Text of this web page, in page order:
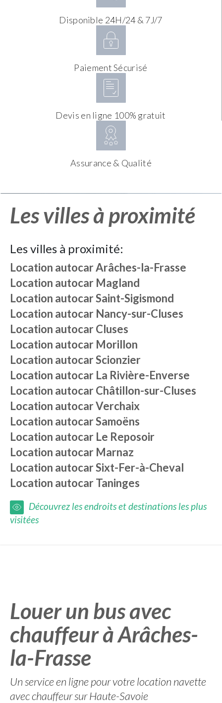
Disponible 24H/24 & 7J/7
Paiement Sécurisé
Devis en ligne 100% gratuit
Assurance & Qualité
Les villes à proximité
Les villes à proximité:
Location autocarArâches-la-Frasse
Location autocar Magland
Location autocarSaint-Sigismond
Location autocar Nancy-sur-Cluses
Location autocarCluses
Location autocar Morillon
Location autocarScionzier
Location autocar La Rivière-Enverse
Location autocarChâtillon-sur-Cluses
Location autocarVerchaix
Location autocarSamoëns
Location autocar Le Reposoir
Location autocar Marnaz
Location autocarSixt-Fer-à-Cheval
Location autocarTaninges
Découvrez les endroits et destinations les plus
visitées
Louer un bus avec
chauffeur à Arâches-
la-Frasse
Un service en ligne pour votre location navette
avec chauffeur sur Haute-Savoie